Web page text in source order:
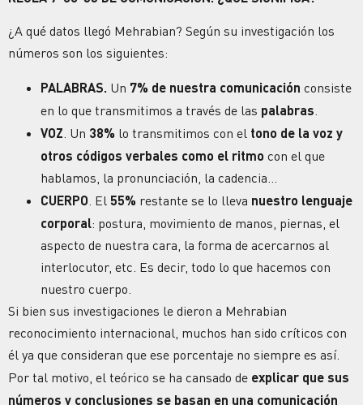
¿A qué datos llegó Mehrabian? Según su investigación los
números son los siguientes:
PALABRAS. Un 7% de nuestra comunicación consiste
en lo que transmitimos a través de las palabras
VOZ . Un 38% lo transmitimos con el tono de la voz y
otros códigos verbales como el ritmo con el que
hablamos, la pronunciación, la cadencia…
CUERPO . El 55% restante se lo lleva nuestro lenguaje
corporal: postura, movimiento de manos, piernas, el
aspecto de nuestra cara, la forma de acercarnos al
interlocutor, etc. Es decir, todo lo que hacemos con
nuestro cuerpo.
Si bien sus investigaciones le dieron a Mehrabian
reconocimiento internacional, muchos han sido críticos con
él ya que consideran que ese porcentaje no siempre es así.
Por tal motivo, el teórico se ha cansado de explicar que sus
números y conclusiones se basan en una comunicación